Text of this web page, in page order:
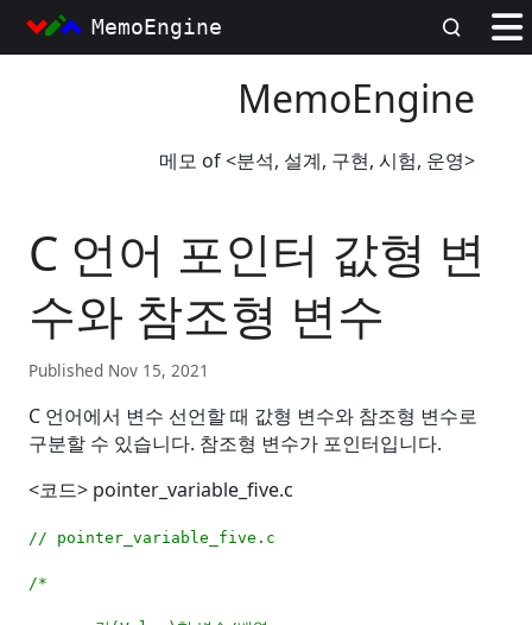
MemoEngine
MemoEngine
메모 of <분석, 설계, 구현, 시험, 운영>
C 언어 포인터 값형 변
수와 참조형 변수
Published Nov 15, 2021
C 언어에서 변수 선언할 때 값형 변수와 참조형 변수로
구분할 수 있습니다. 참조형 변수가 포인터입니다.
<코드> pointer_variable_five.c
// pointer_variable_five.c
/*